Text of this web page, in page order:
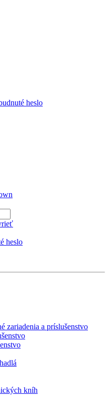
heslo
heslo
zariadenia a príslušenstvo
kníh